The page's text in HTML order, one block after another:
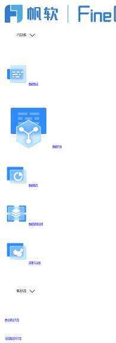
产品功能
数据集成
数据开发
数据服务
数据管理治理
部署与运维
解决方案
数仓建设方案
全链路实时方案